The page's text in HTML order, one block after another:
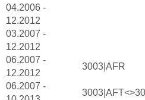
04.2006 -
12.2012
03.2007 -
12.2012
06.2007 -
12.2012
3003|AFR
06.2007 -